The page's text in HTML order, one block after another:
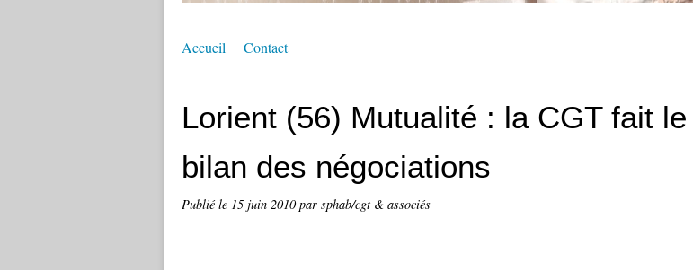
Accueil Contact
Lorient (56) Mutualité : la CGT fait le
bilan des négociations
Publié le 15 juin 2010par sphab/cgt & associés